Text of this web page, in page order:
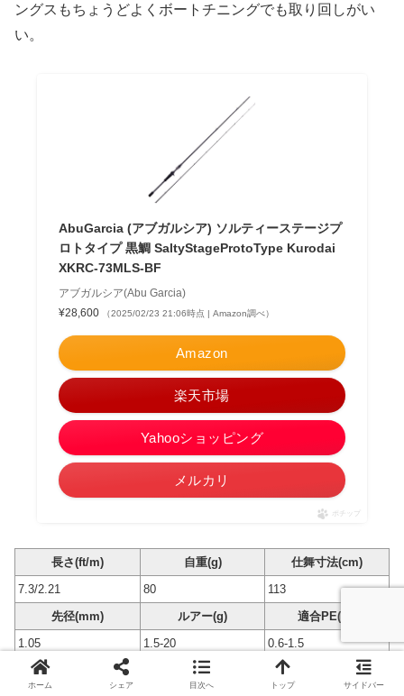
ングスもちょうどよくボートチニングでも取り回しがい
い。
AbuGarcia (アブガルシア) ソルティーステージプ
ロトタイプ 黒鯛 SaltyStageProtoType Kurodai
XKRC-73MLS-BF
アブガルシア(Abu Garcia)
¥28,600
（2025/02/23 21:06時点 | Amazon調べ）
Amazon
楽天市場
Yahooショッピング
メルカリ
ポチップ
長さ(ft/m) 自重(g)
仕舞寸法(cm)
7.3/2.21
80
113
先径(mm)
ルアー(g)
適合PE(号)
1.05
1.5-20 0.6-1.5
ホーム シェア 目次へ トップ サイドバー